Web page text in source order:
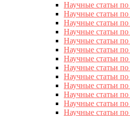
Научные статьи
Научные статьи
Научные статьи
Научные статьи по
Научные статьи по
Научные статьи
Научные статьи
Научные статьи
Научные статьи
Научные статьи
Научные статьи по
Научные статьи
Научные статьи